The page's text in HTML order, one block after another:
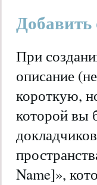
Добавить
При
описание
короткую,
которой вы
Name]»,